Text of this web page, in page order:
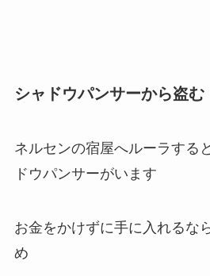
シャドウパンサーから盗む
ネルセンの宿屋へルーラする
ドウパンサーがいます
お金をかけずに手に入れるな
め